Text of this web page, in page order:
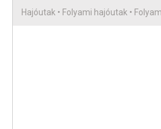
Hajóutak • Folyami hajóutak •